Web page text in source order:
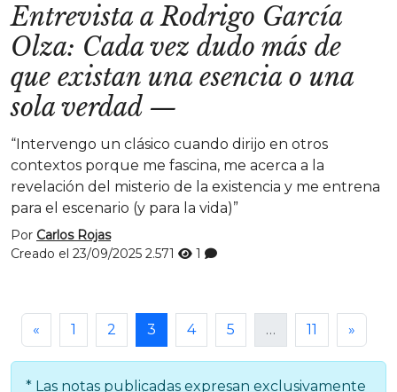
Entrevista a Rodrigo García
Olza: Cada vez dudo más de
que existan una esencia o una
sola verdad—
“Intervengo un clásico cuando dirijo en otros
contextos porque me fascina, me acerca a la
revelación del misterio de la existencia y me entrena
para el escenario (y para la vida)”
Por Carlos Rojas
Creado el 23/09/2025 2.571 1
« 1 2 3 4 5 … 11 »
* Las notas publicadas expresan exclusivamente